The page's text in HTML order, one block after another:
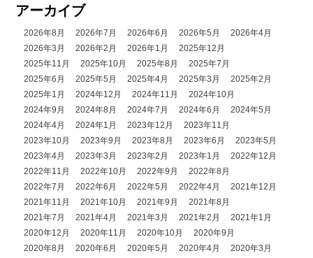
アーカイブ
2026年8月 2026年7月 2026年6月 2026年5月
2026年4月
2026年3月
2026年2月 2026年1月
2025年12月
2025年11月
2025年10月 2025年8月
2025年7月
2025年6月
2025年5月 2025年4月 2025年3月
2025年2月
2025年1月
2024年12月 2024年11月
2024年10月
2024年9月
2024年8月 2024年7月 2024年6月
2024年5月
2024年4月
2024年1月 2023年12月
2023年11月
2023年10月
2023年9月 2023年8月 2023年6月
2023年5月
2023年4月
2023年3月 2023年2月 2023年1月
2022年12月
2022年11月
2022年10月 2022年9月
2022年8月
2022年7月
2022年6月 2022年5月 2022年4月
2021年12月
2021年11月
2021年10月 2021年9月
2021年8月
2021年7月
2021年4月 2021年3月 2021年2月
2021年1月
2020年12月
2020年11月 2020年10月
2020年9月
2020年8月
2020年6月 2020年5月 2020年4月
2020年3月